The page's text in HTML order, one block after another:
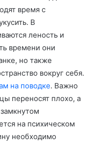
время с
В
леность и
времени они
но также
вокруг себя.
на поводке. Важно
переносят плохо, а
на психическом
необходимо